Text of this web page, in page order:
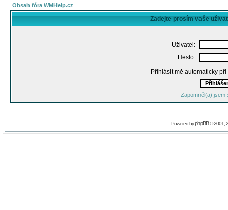
Obsah fóra WMHelp.cz
Zadejte prosím vaše
Uživatel:
Heslo:
Přihlásit mě automaticky
Zapomněl(a) jsem
Powered byphpBB© 2001,